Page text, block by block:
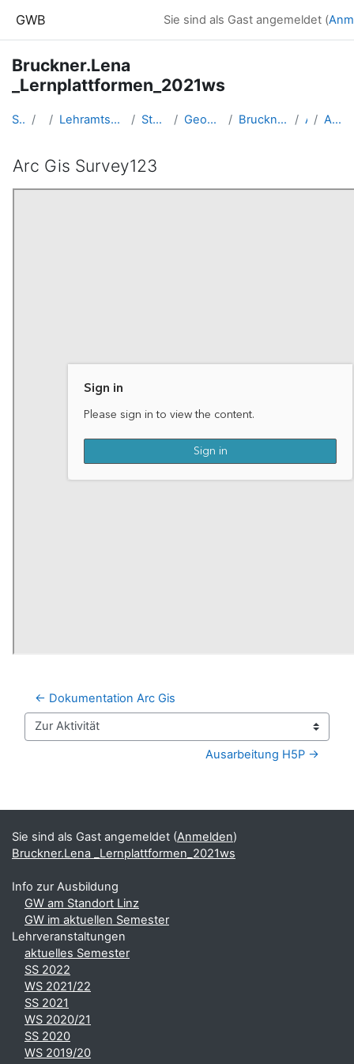
GWB Sie sind als Gast angemeldet (
Bruckner.Lena
_Lernplattformen_2021ws
Startseite Kurse Lehramtsausbildung GW im Cluster Österreich Mitte Studentische Lernkurse Geo-Lernplattformen - WS 2021 Bruckner.Lena _Lernplattformen_2021ws Arc Gis Arc Gis Survey123
Arc Gis Survey123
Abschlussbedingungen
← Dokumentation Arc Gis
Zur Aktivität
Ausarbeitung H5P →
Ergänzungsblöcke
Sie sind als Gast angemeldet (Anmelden)
Bruckner.Lena _Lernplattformen_2021ws
Info zur Ausbildung
GW am Standort Linz
GW im aktuellen Semester
Lehrveranstaltungen
aktuelles Semester
SS 2022
WS 2021/22
SS 2021
WS 2020/21
SS 2020
WS 2019/20